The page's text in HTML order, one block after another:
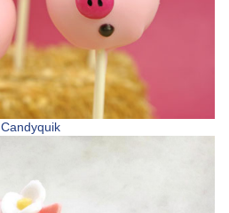
Candyquik